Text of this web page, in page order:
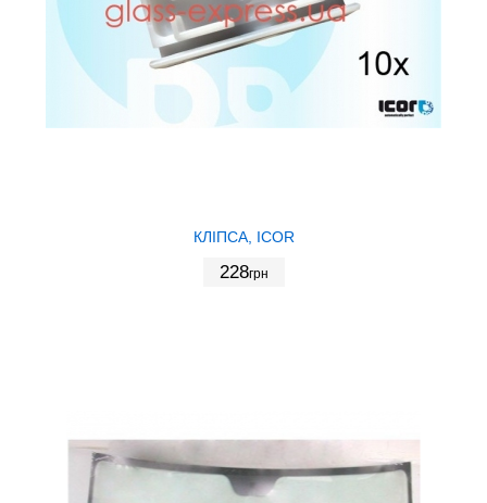
КЛІПСA, ICOR
228грн